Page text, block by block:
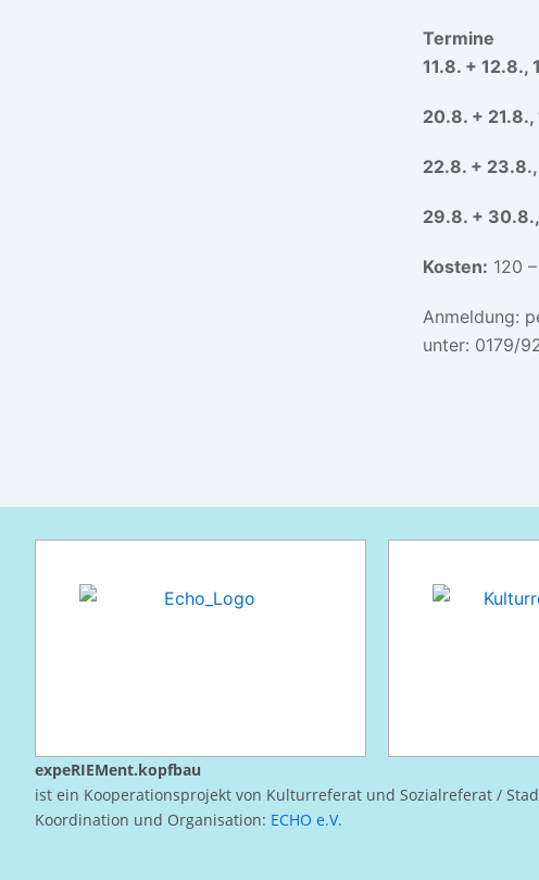
Termine
11.8. + 12.8.,
20.8. + 21.8.,
22.8. +
29.8. +
Kosten: 120
Anmeldung:
unter: 0179/
expeRIEMent.kopfbau
ist ein Kooperationsprojekt von Kulturreferat und Sozialreferat /
Koordination und Organisation: ECHO e.V.